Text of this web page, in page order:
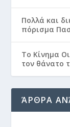
Πολλά και
πόρισμα
Το Κίνημα
τον θάνατο
ΆΡΘΡΑ